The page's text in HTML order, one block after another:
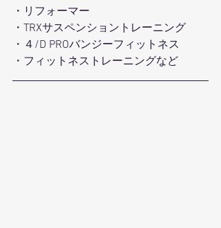
・リフォーマー
・TRXサスペンショントレーニング
・４/D PROバンジーフィットネス
・フィットネストレーニングなど